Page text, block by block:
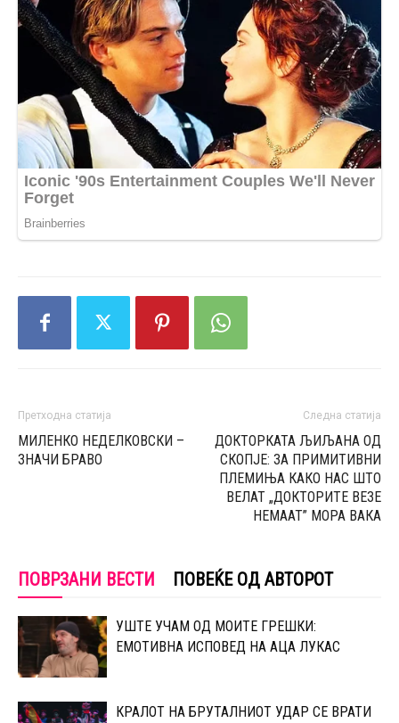
Претходна статија
МИЛЕНКО НЕДЕЛКОВСКИ –
ЗНАЧИ БРАВО
Следна статија
ДОКТОРКАТА ЉИЉАНА ОД
СКОПЈЕ: ЗА ПРИМИТИВНИ
ПЛЕМИЊА КАКО НАС ШТО
ВЕЛАТ „ДОКТОРИТЕ ВЕЗЕ
НЕМААТ” МОРА ВАКА
ПОВРЗАНИ ВЕСТИ ПОВЕЌЕ ОД АВТОРОТ
УШТЕ УЧАМ ОД МОИТЕ ГРЕШКИ:
ЕМОТИВНА ИСПОВЕД НА АЦА ЛУКАС
КРАЛОТ НА БРУТАЛНИОТ УДАР СЕ ВРАТИ